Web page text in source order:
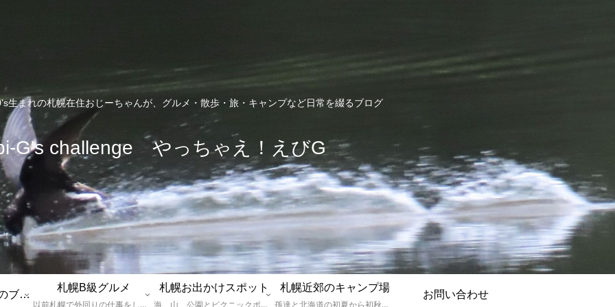
生まれの札幌在住おじーちゃんが、グルメ・散歩・旅・キャンプなど日常を綴るブログ
G's challenge やっちゃえ！えびG
えびGとは？札幌のブログ運営者プロフィール
札幌B級グルメ
以前札幌で外回りの仕事をしていた還暦過ぎブロガー「えびG」がランチ（サラリーマンランチ、サラメシ）を中心に、おそば、ラーメン、中華、日替わりランチを「札幌Bグルメ」と題してレポートしているブログカテゴリーのページです。現在は定年後の再雇用で札幌中とはいかなまでも会社の近くのすすきの界隈や家のある札幌市南区を中心に徘徊しております。
札幌お出かけスポット
海、山、公園とピクニックポイントや名所、旧跡などなど、、、、、札幌はもとより郊外の無理なく日帰りでいって帰ってこれるお出かけスポットを孫っち達（小学５、３年生、幼稚園年長さんの３人）とえびGがお出かけをして紹介しているページです。
札幌近郊のキャンプ場
孫達と北海道の初夏から初秋にかけてキャンプに出かけます。キャンプ場情報だったり料理だったり花火や遊びに虫取りとまさに「やっちゃえ！えびG」やりたい放題のブログです。
お問い合わせ